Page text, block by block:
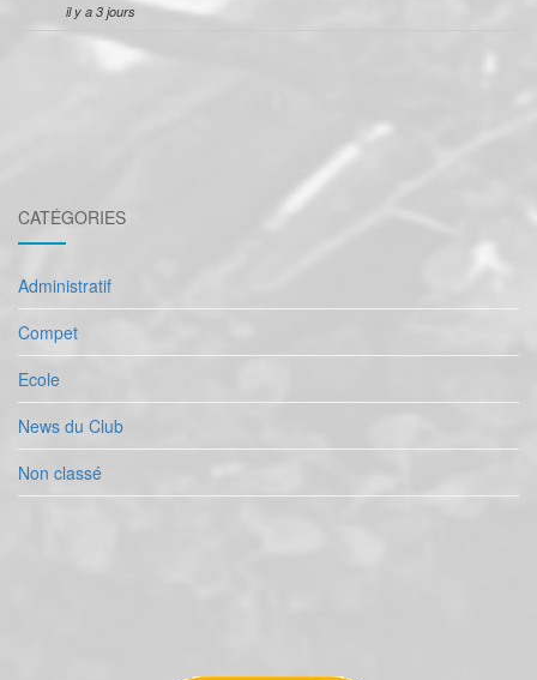
il y a 3 jours
CATÉGORIES
Administratif
Compet
Ecole
News du Club
Non classé